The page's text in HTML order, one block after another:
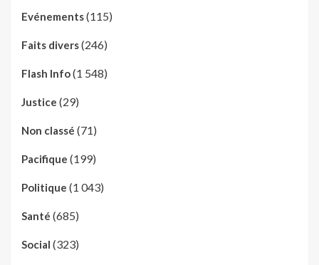
Evénements(115)
Faits divers(246)
Flash Info(1 548)
Justice (29)
Non classé (71)
Pacifique (199)
Politique (1 043)
Santé (685)
Social (323)